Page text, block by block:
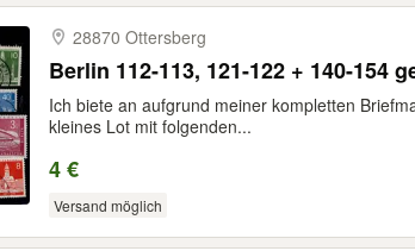
28870 Ottersberg
Berlin 112-113, 121-122 + 140-154
Ich biete an aufgrund meiner kompletten
kleines Lot mit folgenden...
4 €
Versand möglich